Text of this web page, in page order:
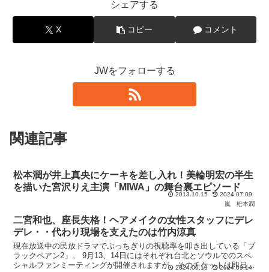
シェアする
X コピー コメント
JWをフォローする
関連記事
松本潤が井上真央にケーキを差し入れ！美輪明宏の半生
を描いた宮沢りえ主演「MIWA」の舞台裏エピソード
2013.10.15
2024.07.09
嵐
松本潤
二宮和也、座長失格！ヘアメイクの女性スタッフにデレ
デレ・・代わり現場を支えたのは竹内涼真
現在放送中の民放ドラマでぶっちぎりの視聴率を叩き出している「ブ
ラックペアン2」。 9月13、14日にはそれぞれ台北とソウルでのスペ
シャルファンミーティングが開催されますが、そのチケットは即日完
2024.09.13
2024.09.14